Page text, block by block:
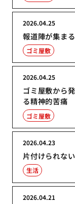
報道陣が集ま
2026.04.25
ゴミ屋敷
ゴミ屋敷から
る精神的苦痛
2026.04.25
ゴミ屋敷
片付けられな
2026.04.23
生活
2026.04.21